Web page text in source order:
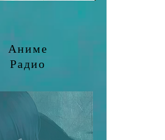
Аниме
Радио